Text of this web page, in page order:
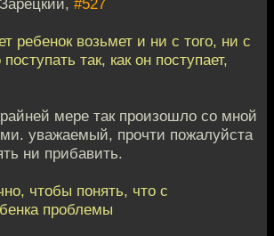
ребенок возьмет и ни с того, ни с
так, как он поступает,
мере так произошло со мной
уважаемый, прочти пожалуйста
ни прибавить.
чтобы понять, что с
проблемы